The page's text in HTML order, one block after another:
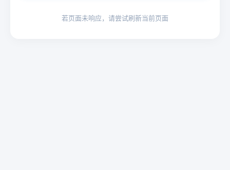
若页面未响应，请尝试刷新当前页面